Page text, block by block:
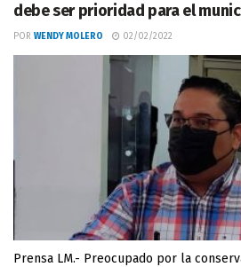
debe ser prioridad para el
POR WENDY MOLERO 02/02/2022
Prensa LM.- Preocupado por la